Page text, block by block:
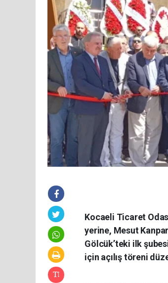
Kocaeli Ticaret
yerine, Mesut
Gölcük’teki ilk
için açılış töreni